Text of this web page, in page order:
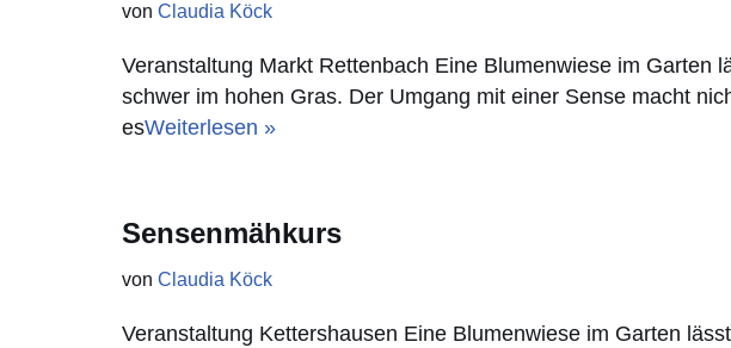
von Claudia Köck
Veranstaltung Markt Rettenbach Eine Blumenwiese im Garten
schwer im hohen Gras. Der Umgang mit einer Sense macht
esWeiterlesen »
Sensenmähkurs
von Claudia Köck
Veranstaltung Kettershausen Eine Blumenwiese im Garten